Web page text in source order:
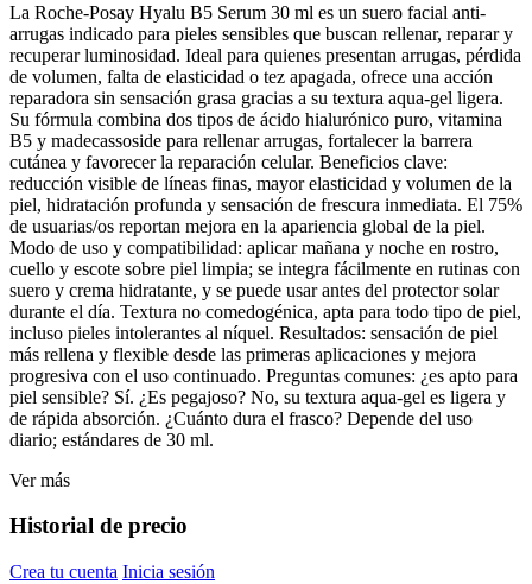
La Roche-Posay Hyalu B5 Serum 30 ml es un suero facial anti-
arrugas indicado para pieles sensibles que buscan rellenar, reparar y
recuperar luminosidad. Ideal para quienes presentan arrugas, pérdida
de volumen, falta de elasticidad o tez apagada, ofrece una acción
reparadora sin sensación grasa gracias a su textura aqua‑gel ligera.
Su fórmula combina dos tipos de ácido hialurónico puro, vitamina
B5 y madecassoside para rellenar arrugas, fortalecer la barrera
cutánea y favorecer la reparación celular. Beneficios clave:
reducción visible de líneas finas, mayor elasticidad y volumen de la
piel, hidratación profunda y sensación de frescura inmediata. El 75%
de usuarias/os reportan mejora en la apariencia global de la piel.
Modo de uso y compatibilidad: aplicar mañana y noche en rostro,
cuello y escote sobre piel limpia; se integra fácilmente en rutinas con
suero y crema hidratante, y se puede usar antes del protector solar
durante el día. Textura no comedogénica, apta para todo tipo de piel,
incluso pieles intolerantes al níquel. Resultados: sensación de piel
más rellena y flexible desde las primeras aplicaciones y mejora
progresiva con el uso continuado. Preguntas comunes: ¿es apto para
piel sensible? Sí. ¿Es pegajoso? No, su textura aqua‑gel es ligera y
de rápida absorción. ¿Cuánto dura el frasco? Depende del uso
diario; estándares de 30 ml.
Ver más
Historial de precio
Crea tu cuenta Inicia sesión